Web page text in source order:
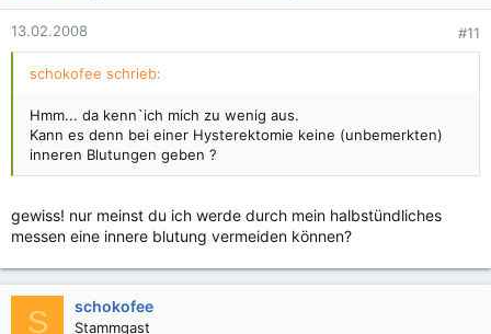
13.02.2008 #11
schokofee schrieb:
Hmm... da kenn`ich mich zu wenig aus.
Kann es denn bei einer Hysterektomie keine (unbemerkten)
inneren Blutungen geben ?
gewiss! nur meinst du ich werde durch mein halbstündliches
messen eine innere blutung vermeiden können?
S schokofee
Stammgast